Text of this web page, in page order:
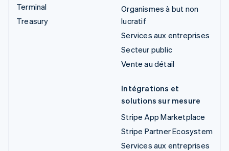
Terminal
Treasury
Organismes à but non
lucratif
Services aux entreprises
Secteur public
Vente au détail
Intégrations et
solutions sur mesure
Stripe App Marketplace
Stripe Partner Ecosystem
Services aux entreprises